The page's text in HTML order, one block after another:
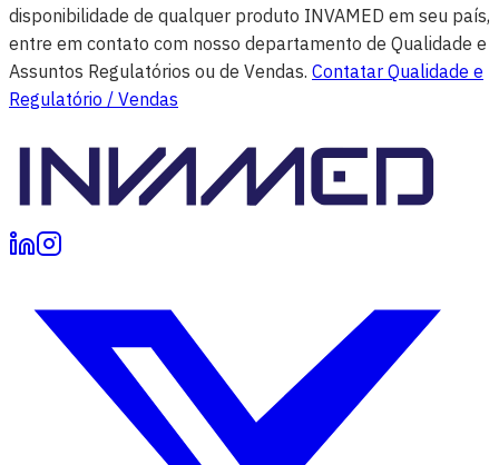
disponibilidade de qualquer produto INVAMED em seu país,
entre em contato com nosso departamento de Qualidade e
Assuntos Regulatórios ou de Vendas. Contatar Qualidade e
Regulatório / Vendas